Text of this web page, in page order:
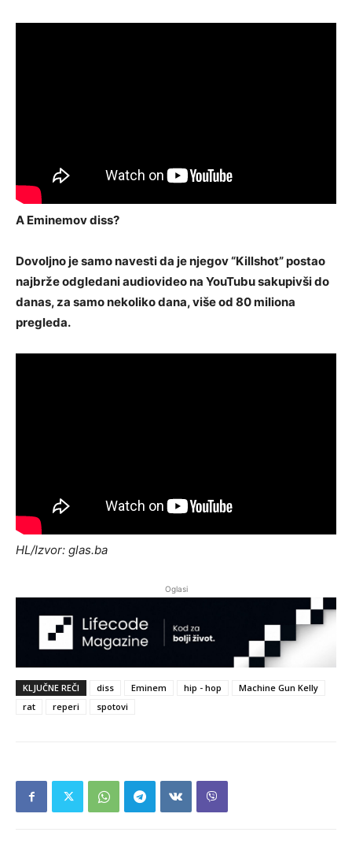
A Eminemov diss?
Dovoljno je samo navesti da je njegov “Killshot” postao
najbrže odgledani audiovideo na YouTubu sakupivši do
danas, za samo nekoliko dana, više od 80 miliona
pregleda.
HL/Izvor: glas.ba
Oglasi
KLJUČNE REČI diss Eminem hip - hop
Machine Gun Kelly
rat
reperi spotovi